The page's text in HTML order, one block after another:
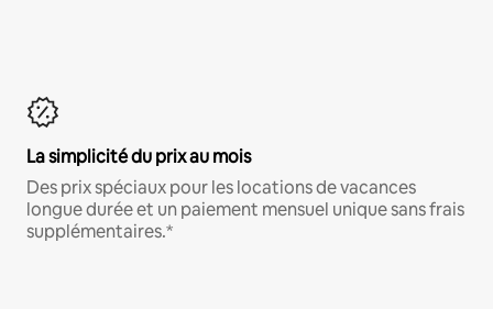
La simplicité du prix au mois
Des prix spéciaux pour les locations de vacances
longue durée et un paiement mensuel unique sans frais
supplémentaires.*